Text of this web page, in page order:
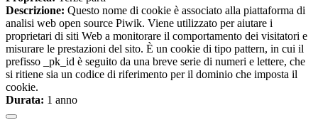
Descrizione: Questo nome di cookie è associato alla piattaforma di
analisi web open source Piwik. Viene utilizzato per aiutare i
proprietari di siti Web a monitorare il comportamento dei visitatori e
misurare le prestazioni del sito. È un cookie di tipo pattern, in cui il
prefisso _pk_id è seguito da una breve serie di numeri e lettere, che
si ritiene sia un codice di riferimento per il dominio che imposta il
cookie.
Durata: 1 anno